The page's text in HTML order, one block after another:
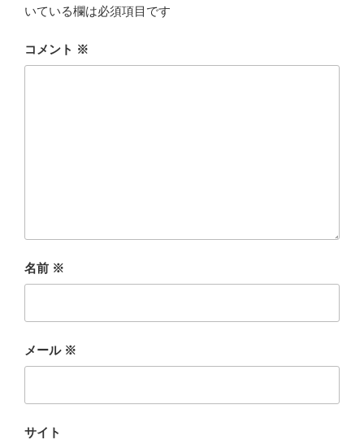
いている欄は必須項目です
コメント ※
名前 ※
メール ※
サイト